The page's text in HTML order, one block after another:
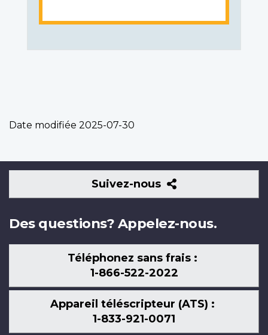
Date modifiée 2025-07-30
Suivez-nous
Suivez-
nous
Des questions? Appelez-nous.
Téléphonez sans frais :
1-866-522-2022
Appareil téléscripteur (ATS) :
1-833-921-0071